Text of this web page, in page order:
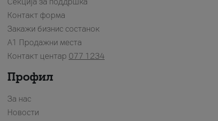
Контакт форма
Закажи бизнис состанок
A1 Продажни места
Контакт центар 077 1234
Профил
За нас
Новости